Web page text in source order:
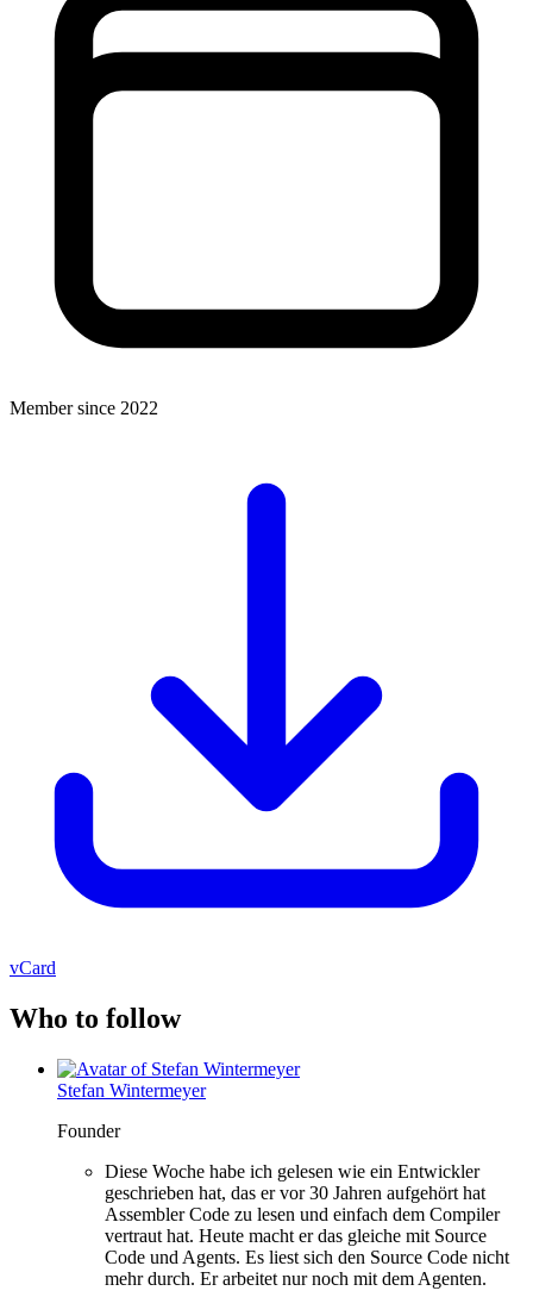
Member since 2022
vCard
Who to follow
Stefan Wintermeyer
Founder
Diese Woche habe ich gelesen wie ein Entwickler
geschrieben hat, das er vor 30 Jahren aufgehört hat
Assembler Code zu lesen und einfach dem Compiler
vertraut hat. Heute macht er das gleiche mit Source
Code und Agents. Es liest sich den Source Code nicht
mehr durch. Er arbeitet nur noch mit dem Agenten.